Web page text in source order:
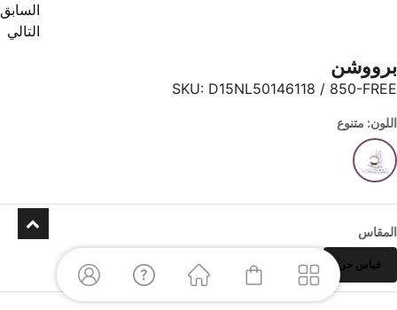
السابق
التالي
برووشن
SKU: D15NL50146118 / 850-FREE
اللون: متنوع
المقاس
قياس حر